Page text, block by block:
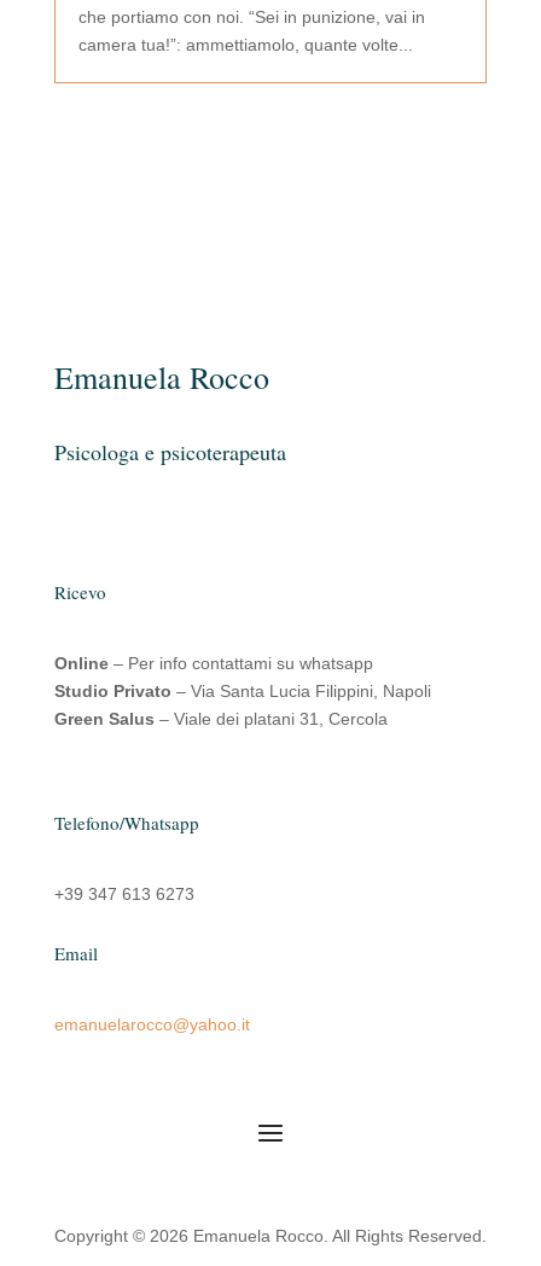
che portiamo con noi. “Sei in punizione, vai in
camera tua!”: ammettiamolo, quante volte...
Emanuela Rocco
Psicologa e psicoterapeuta
Ricevo
Online– Per info contattami su whatsapp
Studio Privato – Via Santa Lucia Filippini, Napoli
Green Salus – Viale dei platani 31, Cercola
Telefono/Whatsapp
+39 347 613 6273
Email
emanuelarocco@yahoo.it
Copyright © 2026 Emanuela Rocco. All Rights Reserved.